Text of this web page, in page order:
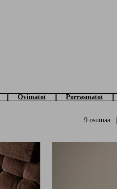
Ovimatot Porrasmatot
9 osumaa
Lisää suosikkeihin